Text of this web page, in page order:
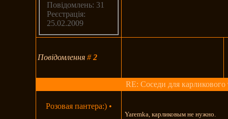
Повідомлень: 31
Реєстрація:
25.02.2009
Повідомлення#2
RE: Соседи для карликового
Розовая пантера:) •
Yaremka, карликовым не нужно.